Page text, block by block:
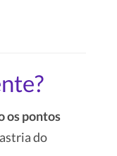
os pontos
do